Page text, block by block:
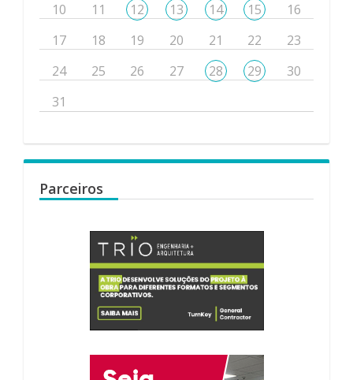
10
11 12 13 14 15
16
17
18 19 20 21 22
23
24
25 26 27 28 29
30
31
Parceiros